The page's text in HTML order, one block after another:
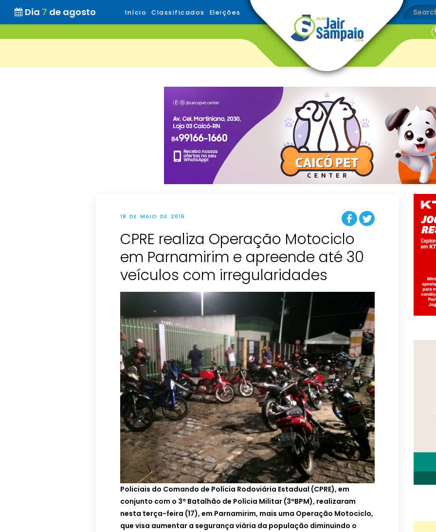
Dia 7 de agosto Início Classificados Eleições
18 DE MAIO DE 2016
CPRE realiza Operação Motociclo
em Parnamirim e apreende até 30
Policiais do Comando de Polícia Rodoviária Estadual (CPRE), em
conjunto com o 3º Batalhão de Polícia Militar (3ºBPM), realizaram
nesta terça-feira (17), em Parnamirim, mais uma Operação Motociclo,
que visa aumentar a segurança viária da população diminuindo o